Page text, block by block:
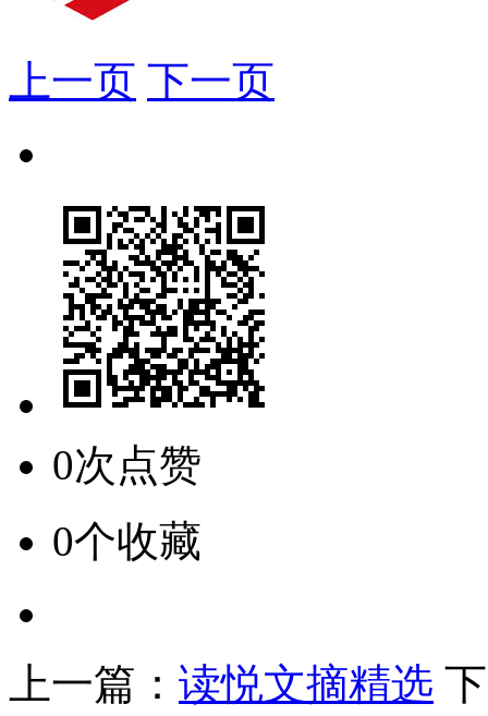
上一页 下一页
0次点赞
0个收藏
上一篇： 读悦文摘精选